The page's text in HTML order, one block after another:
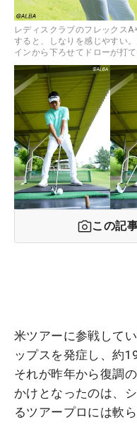
レディスクラブのフレックス
すると、しなりを感じやすい
インから下ろせてドローが打
この記
米ツアーに参戦して
ップスを発症し、約
それが昨年から復調
かけとなったのは、
るツアープロには軟